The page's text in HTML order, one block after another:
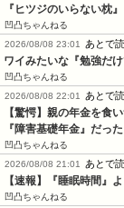
『ヒツジのいらない枕
凹凸ちゃんねる
2026/08/08 23:01 あとで
ワイみたいな『勉強だ
凹凸ちゃんねる
2026/08/08 22:01 あとで
【驚愕】親の年金を食
『障害基礎年金』だった
凹凸ちゃんねる
2026/08/08 21:01 あとで
【速報】『睡眠時間』
凹凸ちゃんねる